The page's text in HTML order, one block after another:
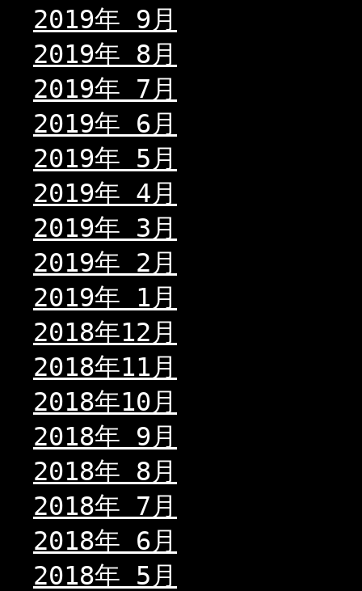
2019年 9月
2019年 8月
2019年 7月
2019年 6月
2019年 5月
2019年 4月
2019年 3月
2019年 2月
2019年 1月
2018年12月
2018年11月
2018年10月
2018年 9月
2018年 8月
2018年 7月
2018年 6月
2018年 5月